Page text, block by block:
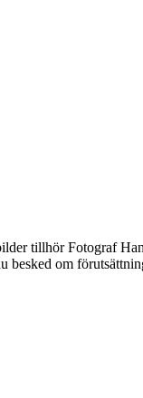
tillhör Fotograf
besked om